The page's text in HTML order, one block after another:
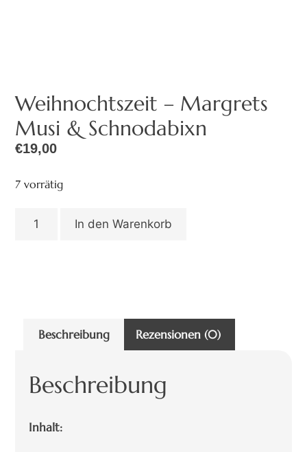
Weihnochtszeit – Margrets
Musi & Schnodabixn
€19,00
7 vorrätig
In den Warenkorb
Beschreibung Rezensionen (0)
Beschreibung
Inhalt: